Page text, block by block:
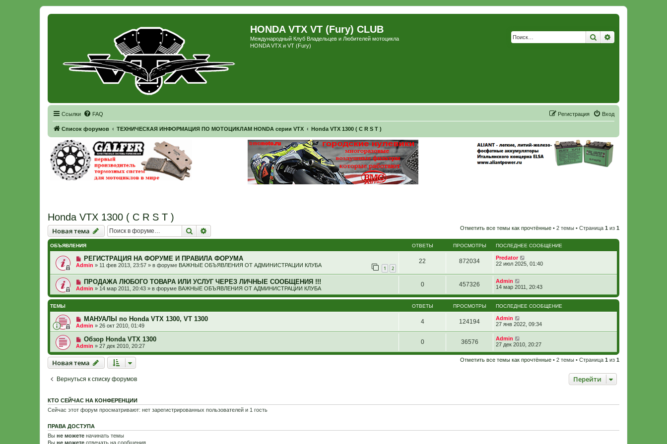
HONDA VTX VT (Fury) CLUB
Международный Клуб Владельцев и Любителей мотоцикла
HONDA VTX и VT (Fury)
Поиск
Ссылки FAQ Вход
Регистрация
Список форумов ТЕХНИЧЕСКАЯ ИНФОРМАЦИЯ ПО МОТОЦИКЛАМ HONDA серии VTX Honda VTX 1300 ( C R S T )
Honda VTX 1300 ( C R S T )
Новая тема
Новаятема Поиск Отметить все темы как прочтённые • 2 темы • Страница 1 из 1
ОБЪЯВЛЕНИЯ ОТВЕТЫ ПРОСМОТРЫ ПОСЛЕДНЕЕ СООБЩЕНИЕ
РЕГИСТРАЦИЯ НА ФОРУМЕ И ПРАВИЛА ФОРУМА
Admin » 11 фев 2013, 23:57 » в форуме ВАЖНЫЕ ОБЪЯВЛЕНИЯ ОТ АДМИНИСТРАЦИИ КЛУБА 1 2
22 872034
Predator
22 июл 2025, 01:40
ПРОДАЖА ЛЮБОГО ТОВАРА ИЛИ УСЛУГ ЧЕРЕЗ ЛИЧНЫЕ СООБЩЕНИЯ !!!
Admin » 14 мар 2011, 20:43 » в форуме ВАЖНЫЕ ОБЪЯВЛЕНИЯ ОТ АДМИНИСТРАЦИИ КЛУБА
0 457326
Admin
14 мар 2011, 20:43
ТЕМЫ ОТВЕТЫ ПРОСМОТРЫ ПОСЛЕДНЕЕ СООБЩЕНИЕ
МАНУАЛЫ по Honda VTX 1300, VT 1300
Admin » 26 окт 2010, 01:49
4 124194
Admin
27 янв 2022, 09:34
Обзор Honda VTX 1300
Admin » 27 дек 2010, 20:27
0 36576
Admin
27 дек 2010, 20:27
Новая тема
Новаятема Отметить все темы как прочтённые • 2 темы • Страница 1 из 1
Вернуться к списку форумов Перейти
КТО СЕЙЧАС НА КОНФЕРЕНЦИИ
Сейчас этот форум просматривают: нет зарегистрированных пользователей и 1 гость
ПРАВА ДОСТУПА
Вы не можете начинать темы
Вы не можете отвечать на сообщения